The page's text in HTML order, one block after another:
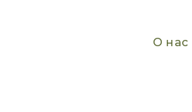
О нас